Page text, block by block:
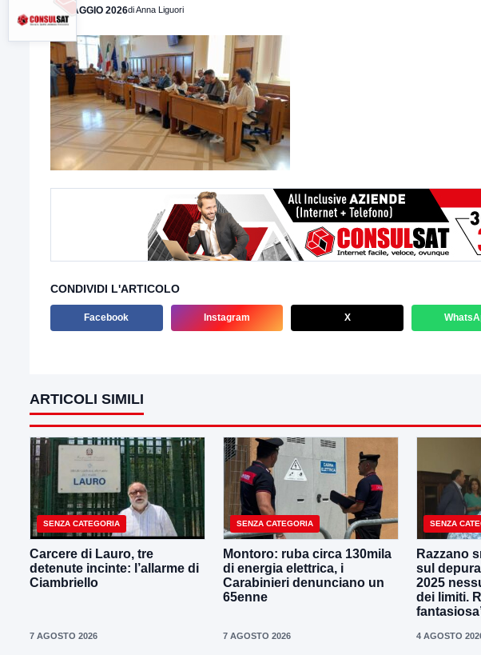
25 MAGGIO 2026di Anna Liguori
CONDIVIDI L'ARTICOLO
Facebook Instagram X
ARTICOLI SIMILI
SENZA CATEGORIA
Carcere di Lauro, tre
detenute incinte: l’allarme di
Ciambriello
7 AGOSTO 2026
SENZA CATEGORIA
Montoro: ruba circa 130mila
di energia elettrica, i
Carabinieri denunciano un
65enne
7 AGOSTO 2026
SENZA
Razzano
sul
2025
dei limiti.
4 AGOSTO